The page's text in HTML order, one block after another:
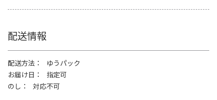
配送情報
配送方法
ゆうパック
お届け日
指定可
のし
対応不可